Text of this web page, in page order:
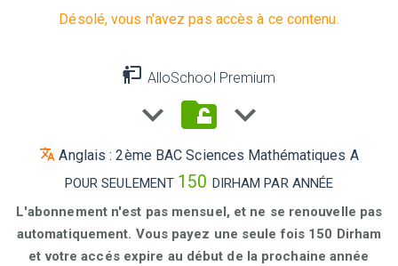
Désolé, vous n'avez pas accès à ce contenu.
AlloSchool Premium
Anglais : 2ème BAC Sciences Mathématiques A
POUR SEULEMENT 150 DIRHAM PAR ANNÉE
L'abonnement n'est pas mensuel, et ne se renouvelle pas
automatiquement. Vous payez une seule fois 150 Dirham
et votre accés expire au début de la prochaine année